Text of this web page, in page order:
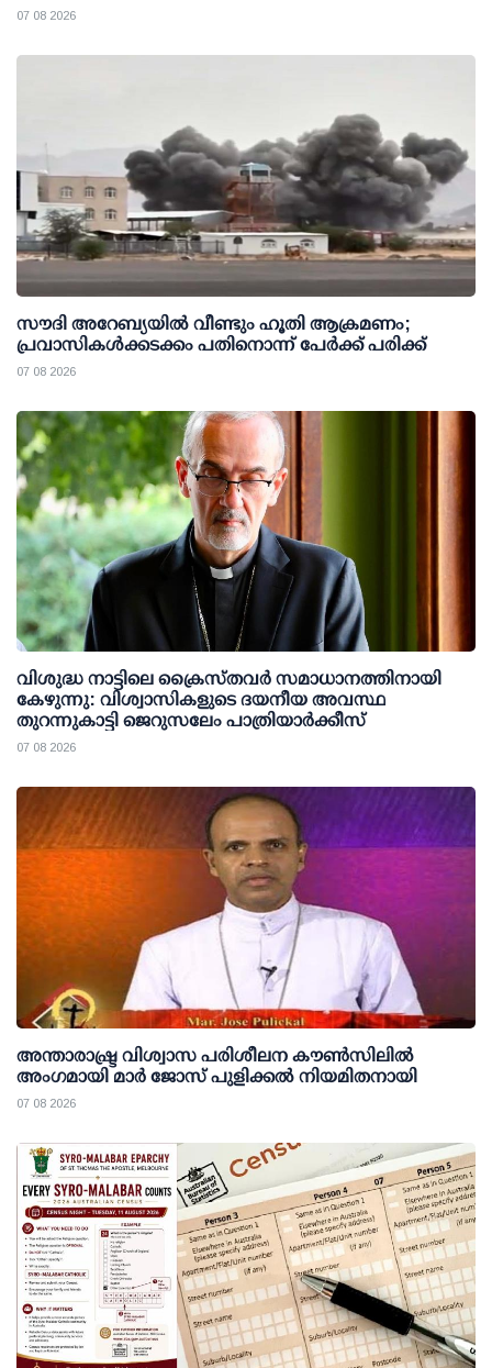
07 08 2026
സൗദി അറേബ്യയില്‍ വീണ്ടും ഹൂതി ആക്രമണം;
പ്രവാസികള്‍ക്കടക്കം പതിനൊന്ന് പേര്‍ക്ക് പരിക്ക്
07 08 2026
വിശുദ്ധ നാട്ടിലെ ക്രൈസ്തവർ സമാധാനത്തിനായി
കേഴുന്നു: വിശ്വാസികളുടെ ദയനീയ അവസ്ഥ
തുറന്നുകാട്ടി ജെറുസലേം പാത്രിയാർക്കീസ്
07 08 2026
അന്താരാഷ്ട്ര വിശ്വാസ പരിശീലന കൗണ്‍സിലില്‍
അംഗമായി മാര്‍ ജോസ് പുളിക്കല്‍ നിയമിതനായി
07 08 2026